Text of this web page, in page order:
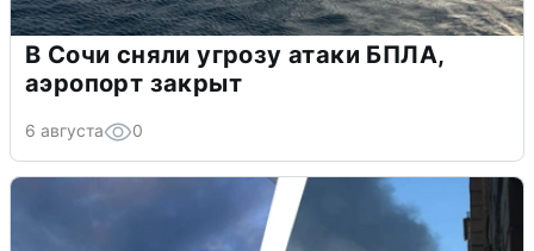
В Сочи сняли угрозу атаки БПЛА,
аэропорт закрыт
6 августа 0